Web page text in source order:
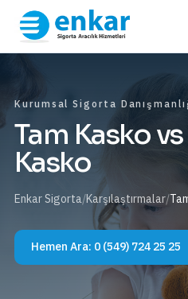
Kurumsal Sigorta
Tam Kasko vs
Kasko
Enkar Sigorta/Karşılaştırmalar/
Hemen Ara: 0 (549) 724 25 25